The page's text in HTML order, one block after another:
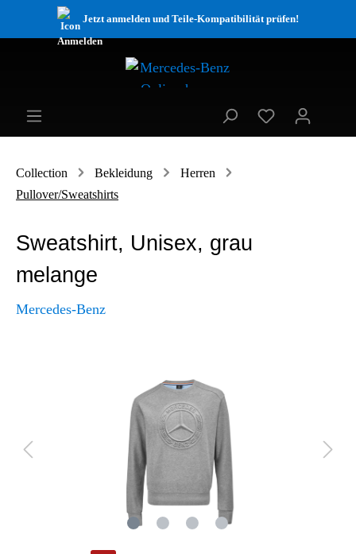
Jetzt anmelden und Teile-Kompatibilität prüfen!
Collection Bekleidung
Herren
Pullover/Sweatshirts
Sweatshirt, Unisex, grau
melange
Mercedes-Benz